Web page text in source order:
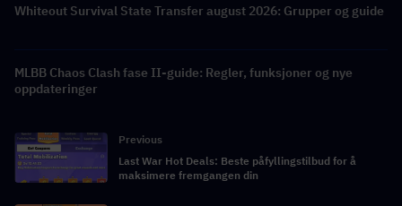
Whiteout Survival State Transfer august 2026: Grupper og guide
MLBB Chaos Clash fase II-guide: Regler, funksjoner og nye
oppdateringer
Previous
Last War Hot Deals: Beste påfyllingstilbud for å
maksimere fremgangen din